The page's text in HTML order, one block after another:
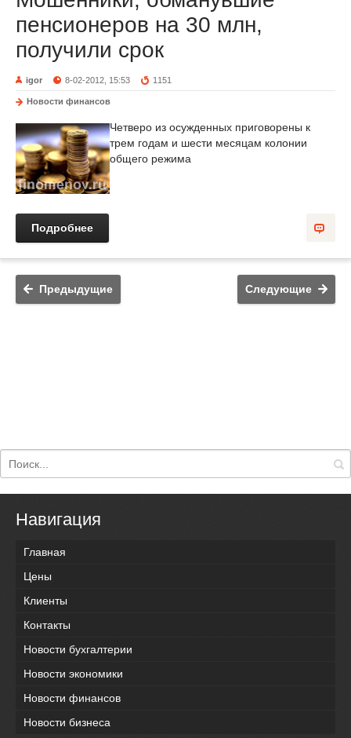
пенсионеров на 30 млн,
получили срок
igor 8-02-2012, 15:53 1151
Новости финансов
Четверо из осужденных приговорены к
трем годам и шести месяцам колонии
общего режима
Подробнее
Предыдущие Следующие
Навигация
Главная
Цены
Клиенты
Контакты
Новости бухгалтерии
Новости экономики
Новости финансов
Новости бизнеса